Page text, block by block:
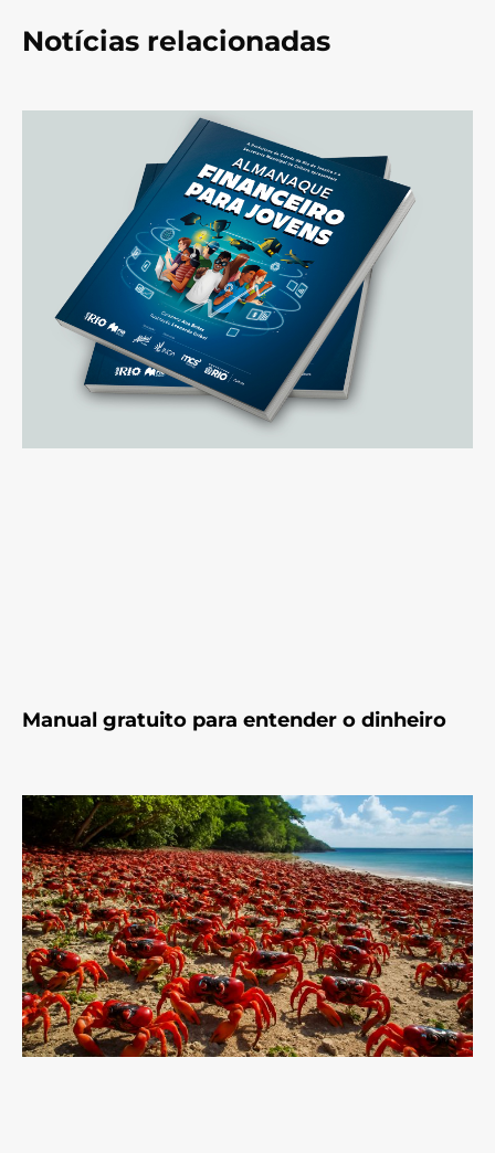
Notícias relacionadas
Manual gratuito para entender o dinheiro